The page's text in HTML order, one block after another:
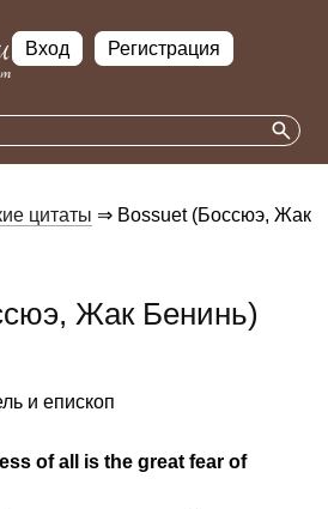
Вход Регистрация
цитаты ⇒ Bossuet (Боссюэ, Жак
Жак Бенинь)
и епископ
of all is the great fear of